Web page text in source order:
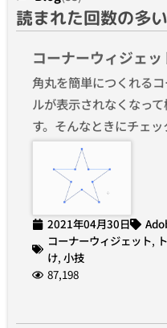
読まれた回数の多
コーナーウィジェッ
角丸を簡単につくれる
ルが表示されなくなっ
す。そんなときにチェッ
2021年04月30日
コーナーウィジェット,
け, 小技
87,198